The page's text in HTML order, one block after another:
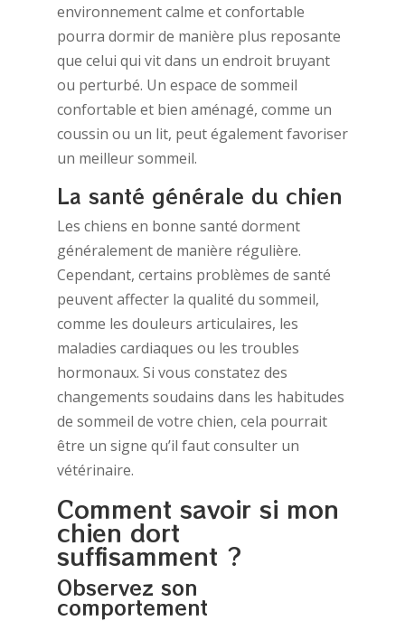
environnement calme et confortable
pourra dormir de manière plus reposante
que celui qui vit dans un endroit bruyant
ou perturbé. Un espace de sommeil
confortable et bien aménagé, comme un
coussin ou un lit, peut également favoriser
un meilleur sommeil.
La santé générale du chien
Les chiens en bonne santé dorment
généralement de manière régulière.
Cependant, certains problèmes de santé
peuvent affecter la qualité du sommeil,
comme les douleurs articulaires, les
maladies cardiaques ou les troubles
hormonaux. Si vous constatez des
changements soudains dans les habitudes
de sommeil de votre chien, cela pourrait
être un signe qu’il faut consulter un
vétérinaire.
Comment savoir si mon
chien dort
suffisamment ?
Observez son
comportement